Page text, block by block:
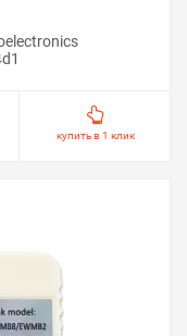
купить в 1 клик